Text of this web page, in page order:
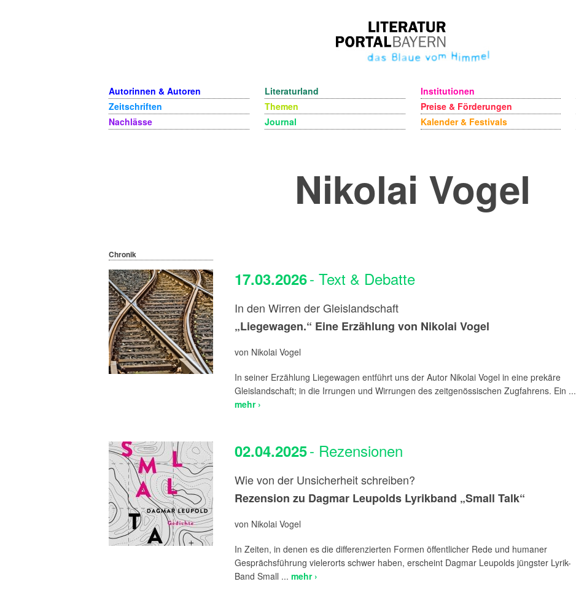
Autorinnen & Autoren
Zeitschriften
Nachlässe
Literaturland
Themen
Journal
Institutionen
Preise & Förderungen
Kalender & Festivals
Nikolai Vogel
Chronik
17.03.2026- Text & Debatte
In den Wirren der Gleislandschaft
„Liegewagen.“ Eine Erzählung von Nikolai Vogel
von Nikolai Vogel
In seiner Erzählung Liegewagen entführt uns der Autor Nikolai Vogel in eine prekäre
Gleislandschaft; in die Irrungen und Wirrungen des zeitgenössischen Zugfahrens. Ein ...
mehr ›
02.04.2025- Rezensionen
Wie von der Unsicherheit schreiben?
Rezension zu Dagmar Leupolds Lyrikband „Small Talk“
von Nikolai Vogel
In Zeiten, in denen es die differenzierten Formen öffentlicher Rede und humaner
Gesprächsführung vielerorts schwer haben, erscheint Dagmar Leupolds jüngster Lyrik-
Band Small ... mehr ›